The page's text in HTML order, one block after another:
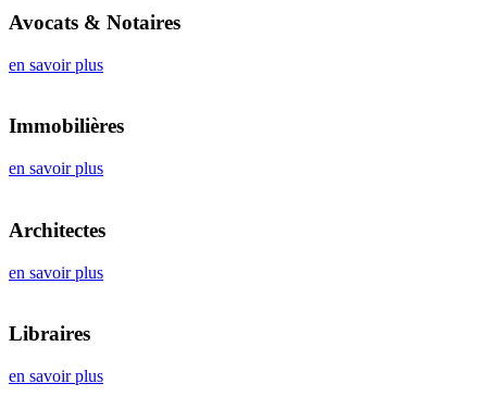
Avocats & Notaires
en savoir plus
Immobilières
en savoir plus
Architectes
en savoir plus
Libraires
en savoir plus